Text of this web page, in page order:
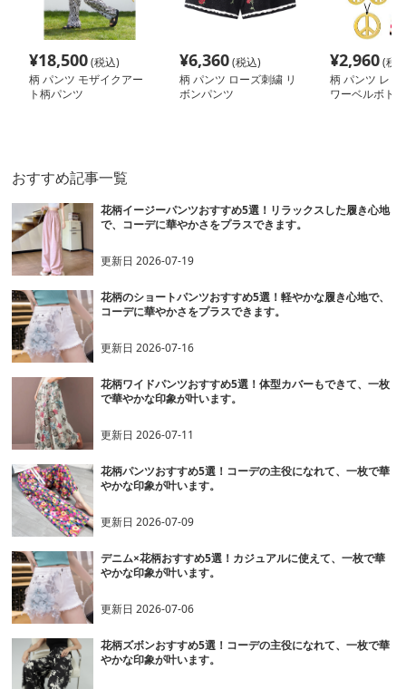
¥18,500(税込)
柄 パンツ モザイクアー
ト柄パンツ
¥6,360(税込)
柄 パンツ ローズ刺繍 リ
ボンパンツ
¥2,960(税
柄 パンツ レト
ワーベルボトム
おすすめ記事一覧
花柄イージーパンツおすすめ5選！リラックスした履き心地
で、コーデに華やかさをプラスできます。
更新日2026-07-19
花柄のショートパンツおすすめ5選！軽やかな履き心地で、
コーデに華やかさをプラスできます。
更新日2026-07-16
花柄ワイドパンツおすすめ5選！体型カバーもできて、一枚
で華やかな印象が叶います。
更新日2026-07-11
花柄パンツおすすめ5選！コーデの主役になれて、一枚で華
やかな印象が叶います。
更新日2026-07-09
デニム×花柄おすすめ5選！カジュアルに使えて、一枚で華
やかな印象が叶います。
更新日2026-07-06
花柄ズボンおすすめ5選！コーデの主役になれて、一枚で華
やかな印象が叶います。